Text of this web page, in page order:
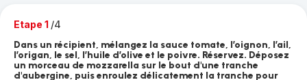
Etape 1 /4
Dans un récipient, mélangez la sauce tomate, l’oignon, l’ail,
l’origan, le sel, l’huile d’olive et le poivre. Réservez. Déposez
un morceau de mozzarella sur le bout d'une tranche
d'aubergine, puis enroulez délicatement la tranche pour